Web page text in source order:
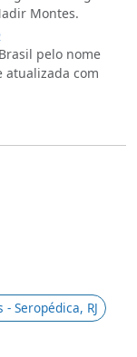
Montes.
pelo nome
atualizada com
Seropédica, RJ